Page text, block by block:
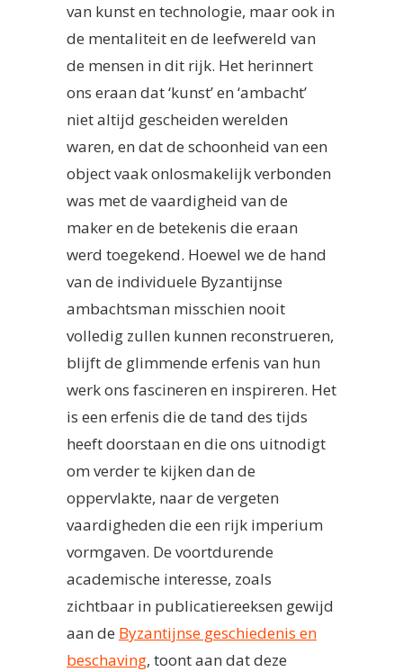
van kunst en technologie, maar ook in
de mentaliteit en de leefwereld van
de mensen in dit rijk. Het herinnert
ons eraan dat ‘kunst’ en ‘ambacht’
niet altijd gescheiden werelden
waren, en dat de schoonheid van een
object vaak onlosmakelijk verbonden
was met de vaardigheid van de
maker en de betekenis die eraan
werd toegekend. Hoewel we de hand
van de individuele Byzantijnse
ambachtsman misschien nooit
volledig zullen kunnen reconstrueren,
blijft de glimmende erfenis van hun
werk ons fascineren en inspireren. Het
is een erfenis die de tand des tijds
heeft doorstaan en die ons uitnodigt
om verder te kijken dan de
oppervlakte, naar de vergeten
vaardigheden die een rijk imperium
vormgaven. De voortdurende
academische interesse, zoals
zichtbaar in publicatiereeksen gewijd
aan de Byzantijnse geschiedenis en
beschaving, toont aan dat deze